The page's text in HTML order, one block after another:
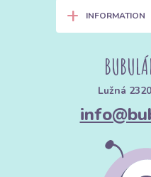
+ INFORMATION
Lužná